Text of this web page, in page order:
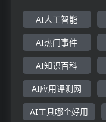
AI人工智能
AI热门事件
AI知识百科
AI应用评测网
AI工具哪个好用